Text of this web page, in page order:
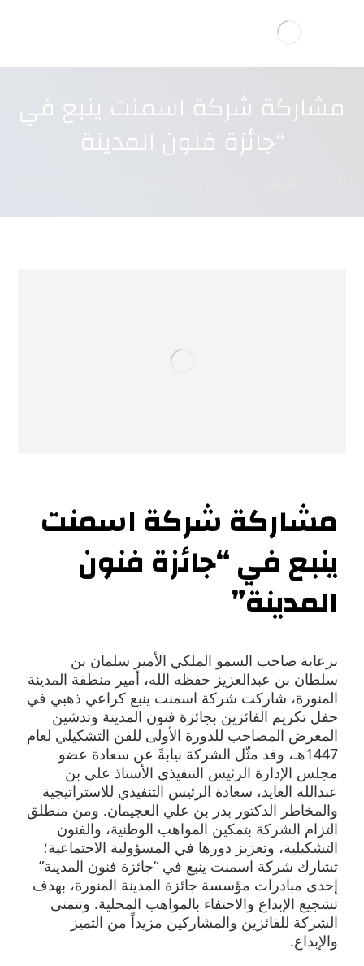
مشاركة شركة اسمنت ينبع في
“جائزة فنون المدينة
مشاركة شركة اسمنت
ينبع في “جائزة فنون
المدينة”
برعاية صاحب السمو الملكي الأمير سلمان بن
سلطان بن عبدالعزيز حفظه الله، أمير منطقة المدينة
المنورة، شاركت شركة اسمنت ينبع كراعي ذهبي في
حفل تكريم الفائزين بجائزة فنون المدينة وتدشين
المعرض المصاحب للدورة الأولى للفن التشكيلي لعام
1447هـ، وقد مثّل الشركة نيابةً عن سعادة عضو
مجلس الإدارة الرئيس التنفيذي الأستاذ علي بن
عبدالله العايد، سعادة الرئيس التنفيذي للاستراتيجية
والمخاطر الدكتور بدر بن علي العجيمان. ومن منطلق
التزام الشركة بتمكين المواهب الوطنية، والفنون
التشكيلية، وتعزيز دورها في المسؤولية الاجتماعية؛
تشارك شركة اسمنت ينبع في “جائزة فنون المدينة”
إحدى مبادرات مؤسسة جائزة المدينة المنورة، بهدف
تشجيع الإبداع والاحتفاء بالمواهب المحلية. وتتمنى
الشركة للفائزين والمشاركين مزيداً من التميز
والإبداع.